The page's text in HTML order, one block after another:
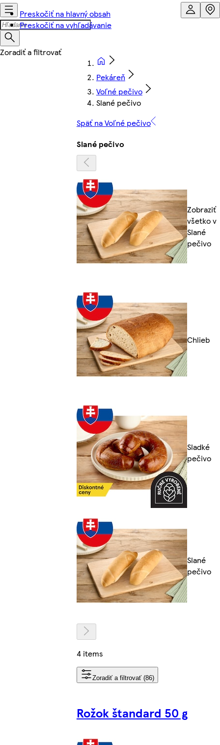
Preskočiť na hlavný obsah
Preskočiť na vyhľadávanie
Pekáreň
Voľné pečivo
Slané pečivo
Späť na Voľné pečivo
Slané pečivo
Zobraziť
všetko v
Slané
pečivo
Chlieb
Sladké
pečivo
Slané
pečivo
4 items
Zoradiť a filtrovať (86)
Rožok štandard 50 g